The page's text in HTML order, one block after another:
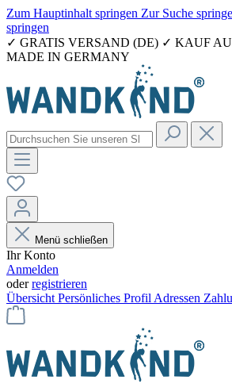
Zum Hauptinhalt springen Zur Suche
springen
✓ GRATIS VERSAND (DE) ✓ KAUF
MADE IN GERMANY
Menü schließen
Ihr Konto
Anmelden
oderregistrieren
Übersicht Persönliches Profil Adressen